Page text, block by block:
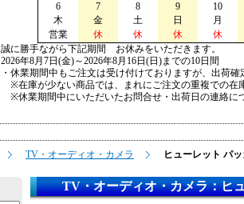
6 7 8 9
10
木
金 土 日
月
営業
休 休 休
休
誠に勝手ながら下記期間 お休みをいただきます。
2026年8月7日(金)～2026年8月16日(日)までの10日間
・休業期間中もご注文は受け付けておりますが、出荷
※在庫が少ない商品では、まれにご注文の重複での在
※休業期間中にいただいたお問合せ・出荷日の連絡に
TV・オーディオ・カメラ ヒューレット パ
TV・オーディオ・カメラ：ヒ